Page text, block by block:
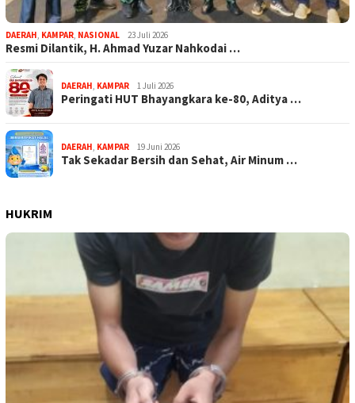
DAERAH, KAMPAR, NASIONAL 23 Juli 2026
Resmi Dilantik, H. Ahmad Yuzar Nahkodai …
DAERAH, KAMPAR 1 Juli 2026
Peringati HUT Bhayangkara ke-80, Aditya …
DAERAH, KAMPAR 19 Juni 2026
Tak Sekadar Bersih dan Sehat, Air Minum …
HUKRIM